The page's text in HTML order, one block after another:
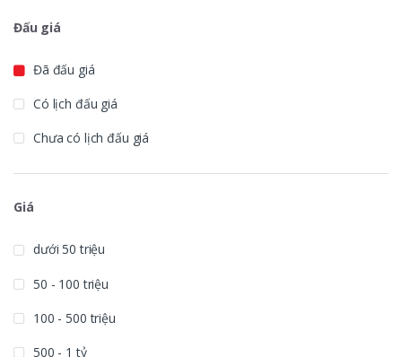
Đấu giá
Đã đấu giá
Có lịch đấu giá
Chưa có lịch đấu giá
Giá
dưới 50 triệu
50 - 100 triệu
100 - 500 triệu
500 - 1 tỷ